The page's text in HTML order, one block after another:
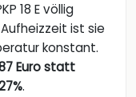
18 E völlig
ist sie
konstant.
Euro statt
.